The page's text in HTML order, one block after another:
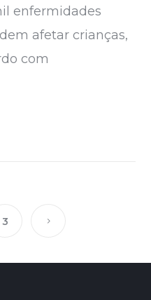
enfermidades
afetar crianças,
com
3